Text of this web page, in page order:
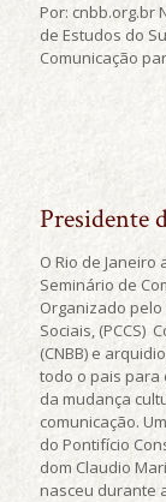
Por: cnbb.org.br
de Estudos do
Comunicação
Presidente
O Rio de
Seminário de
Organizado
Sociais, (PCCS)
(CNBB) e
todo o pais para
da mudança
comunicação.
do Pontifício
dom Claudio
nasceu durante